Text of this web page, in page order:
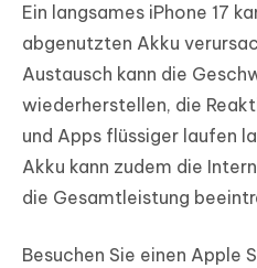
Ein langsames iPhone 17
abgenutzten Akku
Austausch kann die
wiederherstellen, die
und Apps flüssiger laufen
Akku kann zudem die
die Gesamtleistung
Besuchen Sie einen Apple